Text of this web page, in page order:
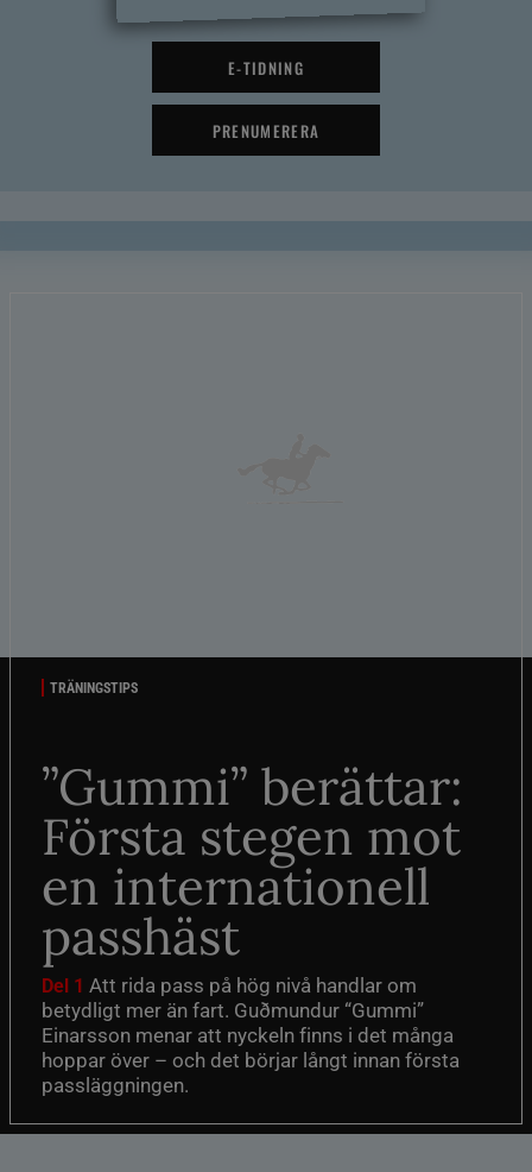
E-TIDNING
PRENUMERERA
TRÄNINGSTIPS
”Gummi” berättar:
Första stegen mot
en internationell
passhäst
Del 1 Att rida pass på hög nivå handlar om
betydligt mer än fart. Guðmundur “Gummi”
Einarsson menar att nyckeln finns i det många
hoppar över – och det börjar långt innan första
passläggningen.